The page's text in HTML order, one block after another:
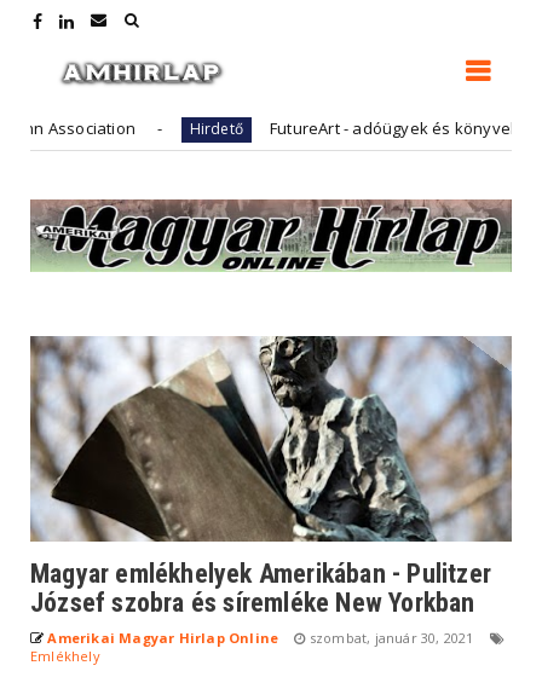
Hirdető FutureArt - adóügyek és könyvelés
Magyar emlékhelyek Amerikában - Pulitzer
József szobra és síremléke New Yorkban
Amerikai Magyar Hirlap Online
szombat, január 30, 2021
Emlékhely